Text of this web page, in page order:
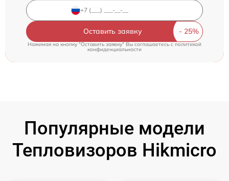
Оставить заявку
Нажимая на кнопку "Оставить заявку" Вы соглашаетесь cполитикой
конфиденциальности
Популярные модели
Тепловизоров Hikmicro